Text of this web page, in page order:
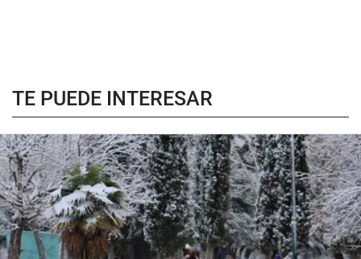
TE PUEDE INTERESAR